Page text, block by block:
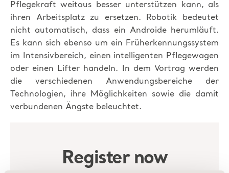
Pflegekraft weitaus besser unterstützen kann, als
ihren Arbeitsplatz zu ersetzen. Robotik bedeutet
nicht automatisch, dass ein Androide herumläuft.
Es kann sich ebenso um ein Früherkennungssystem
im Intensivbereich, einen intelligenten Pflegewagen
oder einen Lifter handeln. In dem Vortrag werden
die verschiedenen Anwendungsbereiche der
Technologien, ihre Möglichkeiten sowie die damit
verbundenen Ängste beleuchtet.